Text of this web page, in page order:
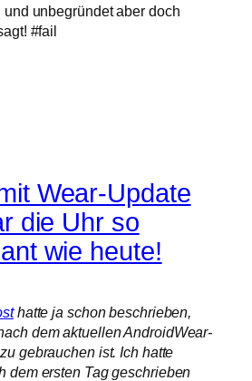
unbegründet aber doch
#fail
Wear-Update
die Uhr so
wie heute!
hatte ja schon beschrieben,
dem aktuellen AndroidWear-
gebrauchen ist. Ich hatte
dem ersten Tag geschrieben